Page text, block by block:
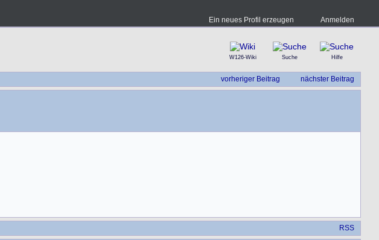
Ein neues Profil erzeugen Anmelden
W126-Wiki Suche Hilfe
vorheriger Beitrag nächster Beitrag
RSS